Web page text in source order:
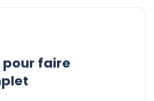
pour faire